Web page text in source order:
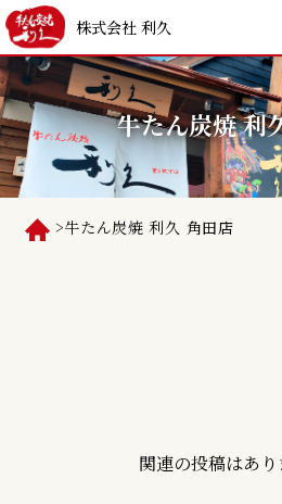
株式会社 利久
牛たん炭焼 利
>牛たん炭焼 利久 角田店
関連の投稿はあり